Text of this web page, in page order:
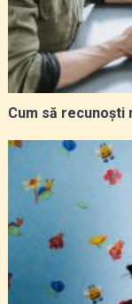
Cum să recunoști